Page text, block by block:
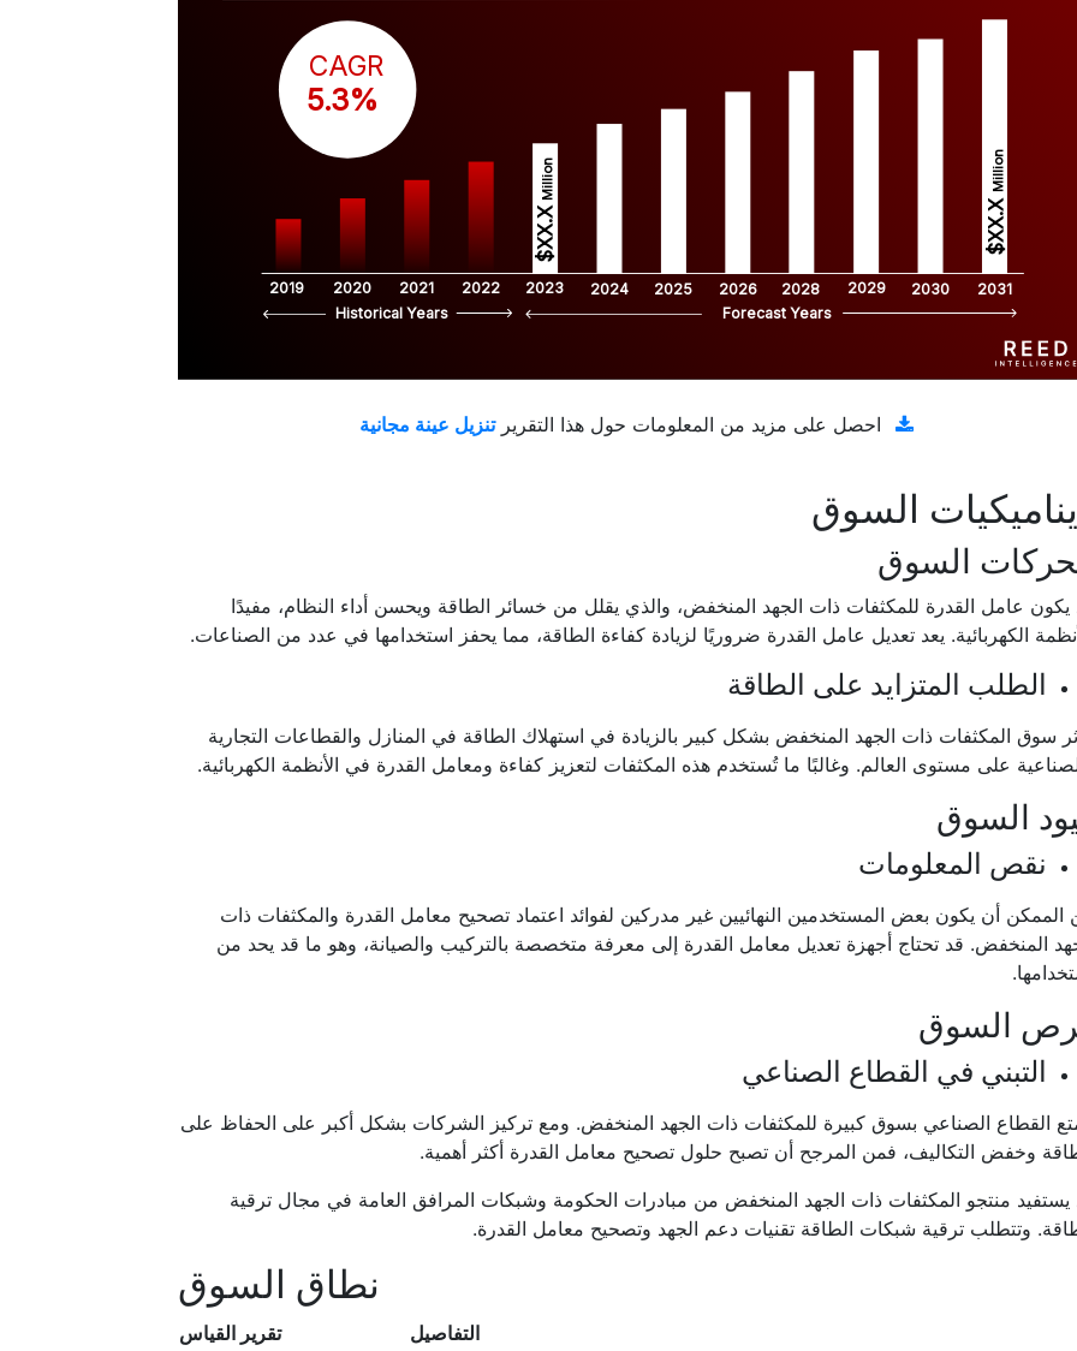
2019 2020 2021 2022 2023 2024 2025 2026 2028 2029 2030 2031
$XX.X
Million
$XX.X
Million
CAGR
5.3%
Historical Years Forecast Years
احصل على مزيد من المعلومات حول هذا التقرير
السوق
السوق
يكون عامل القدرة للمكثفات ذات الجهد المنخفض، والذي يقلل من خسائر الطاقة ويحسن أداء النظام، مفيدًا
الكهربائية. يعد تعديل عامل القدرة ضروريًا لزيادة كفاءة الطاقة، مما يحفز استخدامها في عدد من الصناعات.
الطلب المتزايد على الطاقة
سوق المكثفات ذات الجهد المنخفض بشكل كبير بالزيادة في استهلاك الطاقة في المنازل والقطاعات التجارية
على مستوى العالم. وغالبًا ما تُستخدم هذه المكثفات لتعزيز كفاءة ومعامل القدرة في الأنظمة الكهربائية.
السوق
نقص المعلومات
الممكن أن يكون بعض المستخدمين النهائيين غير مدركين لفوائد اعتماد تصحيح معامل القدرة والمكثفات ذات
المنخفض. قد تحتاج أجهزة تعديل معامل القدرة إلى معرفة متخصصة بالتركيب والصيانة، وهو ما قد يحد من
السوق
التبني في القطاع الصناعي
القطاع الصناعي بسوق كبيرة للمكثفات ذات الجهد المنخفض. ومع تركيز الشركات بشكل أكبر على الحفاظ على
وخفض التكاليف، فمن المرجح أن تصبح حلول تصحيح معامل القدرة أكثر أهمية.
يستفيد منتجو المكثفات ذات الجهد المنخفض من مبادرات الحكومة وشبكات المرافق العامة في مجال ترقية
وتتطلب ترقية شبكات الطاقة تقنيات دعم الجهد وتصحيح معامل القدرة.
نطاق السوق
تقرير القياس
التفاصيل